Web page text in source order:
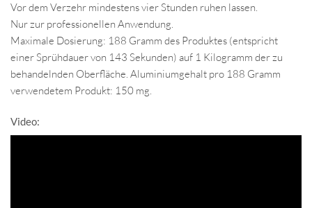
Vor dem Verzehr mindestens vier Stunden ruhen lassen.
Nur zur professionellen Anwendung.
Maximale Dosierung: 188 Gramm des Produktes (entspricht
einer Sprühdauer von 143 Sekunden) auf 1 Kilogramm der zu
behandelnden Oberfläche. Aluminiumgehalt pro 188 Gramm
verwendetem Produkt: 150 mg.
Video: